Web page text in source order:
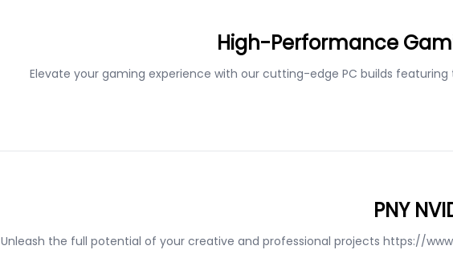
High-Performance
Elevate your gaming experience with our cutting-edge PC builds featuring
PNY
Unleash the full potential of your creative and professional projects https://